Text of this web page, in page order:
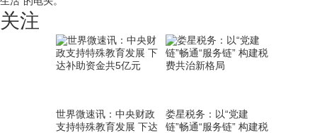
关注
世界微速讯：中央财政
支持特殊教育发展 下达
娄星税务：以“党建
链”畅通“服务链” 构建税